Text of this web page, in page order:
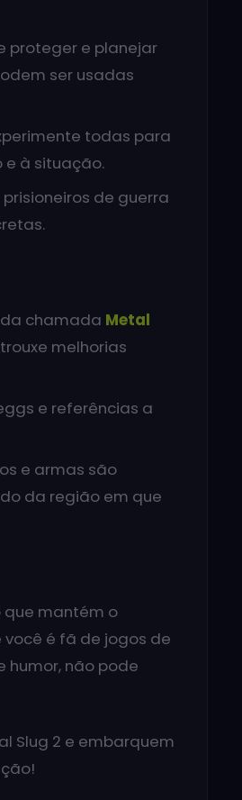
proteger e planejar
ser usadas
todas para
e à situação.
de guerra
chamada Metal
melhorias
e referências a
e armas são
da região em que
que mantém o
é fã de jogos de
humor, não pode
Slug 2 e embarquem